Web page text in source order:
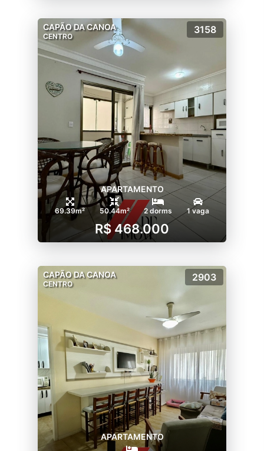
CAPÃO DA CANOA
CENTRO
3158
APARTAMENTO
69.39m² 50.44m² 2 dorms 1 vaga
R$ 468.000
CAPÃO DA CANOA
CENTRO
2903
APARTAMENTO